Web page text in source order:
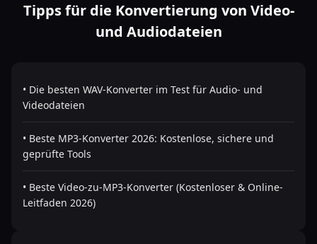
Tipps für die Konvertierung von Video-
und Audiodateien
• Die besten WAV-Konverter im Test für Audio- und
Videodateien
• Beste MP3-Konverter 2026: Kostenlose, sichere und
geprüfte Tools
• Beste Video-zu-MP3-Konverter (Kostenloser & Online-
Leitfaden 2026)